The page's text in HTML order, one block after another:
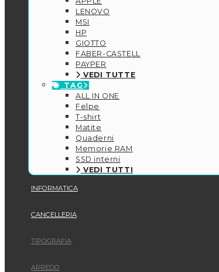
LENOVO
MSI
HP
GIOTTO
FABER-CASTELL
PAYPER
VEDI TUTTE
TAG
ALL IN ONE
Felpe
T-shirt
Matite
Quaderni
Memorie RAM
SSD interni
VEDI TUTTI
INFORMATICA
CANCELLERIA
TIPOGRAFIA
ARREDO